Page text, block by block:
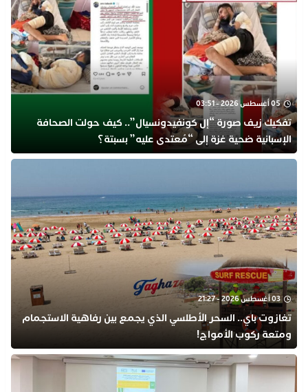
05 أغسطس 2026 - 03:51
تفكيك زيف صورة “إل كونفيدونسيال”.. كيف حولت الصحافة
الإسبانية ضحية غزة إلى “مُعتدى عليه” بسبتة؟
03 أغسطس 2026 - 21:27
تغازوت باي.. السحر الأطلسي الذي يجمع بين رفاهية الاستجمام
ومتعة ركوب الأمواج!